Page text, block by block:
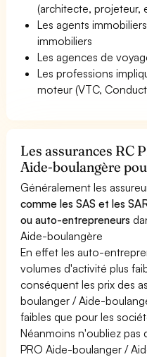
(architecte, projeteur,
Les agents
immobiliers
Les agences de
Les professions
moteur (VTC,
Les assurances RC
Aide-boulangère
Généralement les
comme les SAS et les
ou auto-entrepreneurs
Aide-boulangère
En effet les auto-
volumes d'activité plus
conséquent les prix des
boulanger / Aide-
faibles que pour les
Néanmoins n'oubliez pas
PRO Aide-boulanger /